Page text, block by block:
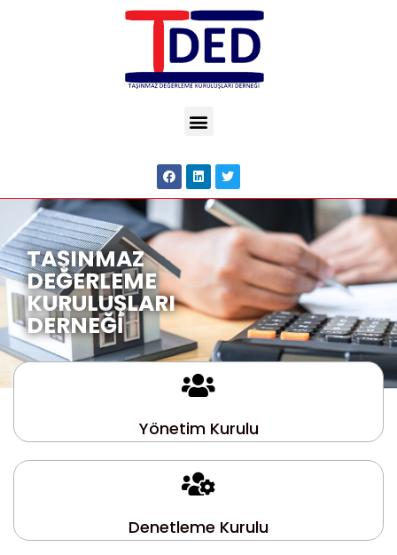
TAŞINMAZ
DEĞERLEME
KURULUŞLARI
DERNEĞİ
Yönetim Kurulu
Denetleme Kurulu